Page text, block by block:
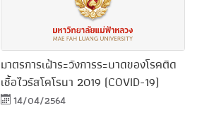
มาตรการเฝ้าระวังการระบาดของโรคติด
เชื้อไวรัสโคโรนา 2019 (COVID-19)
14/04/2564